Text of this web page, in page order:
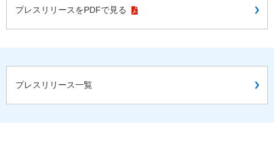
プレスリリースをPDFで見る
プレスリリース一覧